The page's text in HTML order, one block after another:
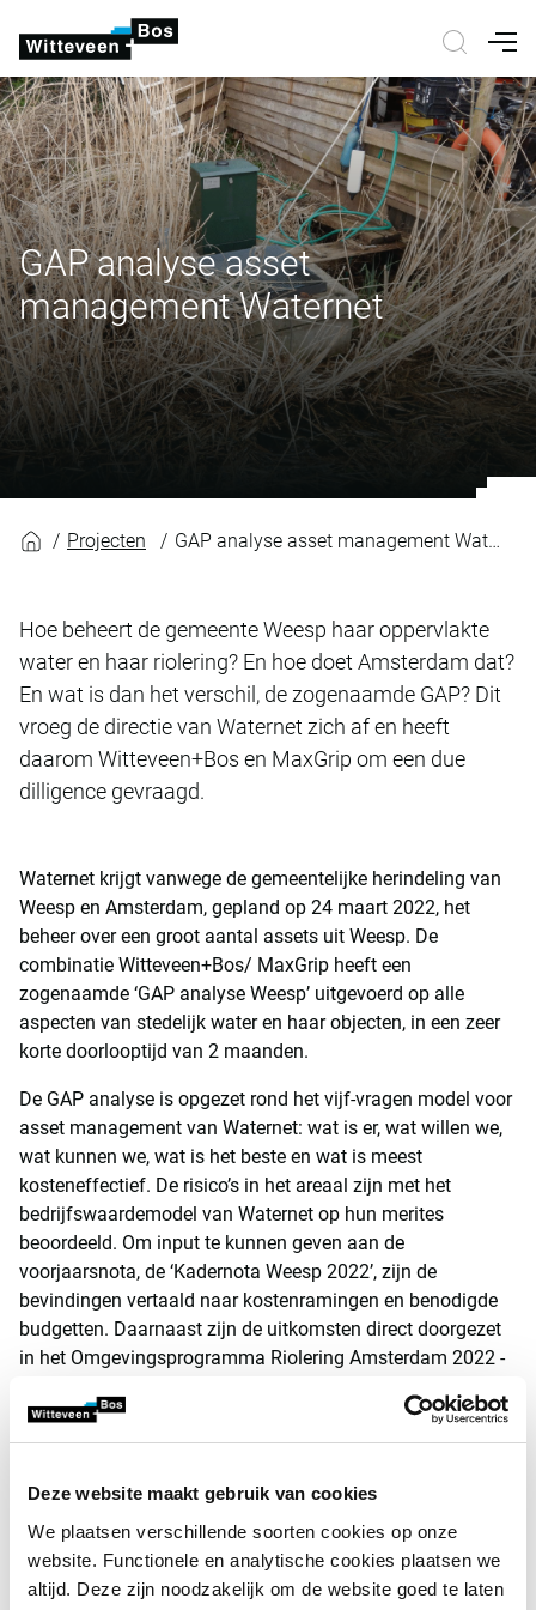
Deze website maakt gebruik van cookies
We plaatsen verschillende soorten cookies op onze
website. Functionele en analytische cookies plaatsen we
altijd. Deze zijn noodzakelijk om de website goed te laten
GAP analyse asset
management Waternet
Projecten GAP analyse asset management Waternet
Hoe beheert de gemeente Weesp haar oppervlakte
water en haar riolering? En hoe doet Amsterdam dat?
En wat is dan het verschil, de zogenaamde GAP? Dit
vroeg de directie van Waternet zich af en heeft
daarom Witteveen+Bos en MaxGrip om een due
dilligence gevraagd.
Waternet krijgt vanwege de gemeentelijke herindeling van
Weesp en Amsterdam, gepland op 24 maart 2022, het
beheer over een groot aantal assets uit Weesp. De
combinatie Witteveen+Bos/ MaxGrip heeft een
zogenaamde ‘GAP analyse Weesp’ uitgevoerd op alle
aspecten van stedelijk water en haar objecten, in een zeer
korte doorlooptijd van 2 maanden.
De GAP analyse is opgezet rond het vijf-vragen model voor
asset management van Waternet: wat is er, wat willen we,
wat kunnen we, wat is het beste en wat is meest
kosteneffectief. De risico’s in het areaal zijn met het
bedrijfswaardemodel van Waternet op hun merites
beoordeeld. Om input te kunnen geven aan de
voorjaarsnota, de ‘Kadernota Weesp 2022’, zijn de
bevindingen vertaald naar kostenramingen en benodigde
budgetten. Daarnaast zijn de uitkomsten direct doorgezet
in het Omgevingsprogramma Riolering Amsterdam 2022 -
de kwaliteit is conform hun leeftijd. Waarmee gesteld is dat
de wijze van beheer door gemeente Weesp effectief blijkt
geweest, bij overdracht zijn geen urgente
onderhoudsmaatregelen voorzien. Wel zijn op korte termijn